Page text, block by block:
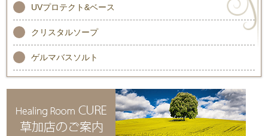
UVプロテクト&ベース
クリスタルソープ
ゲルマバスソルト